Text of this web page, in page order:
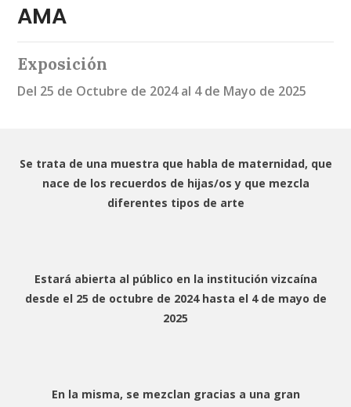
AMA
Exposición
Del 25 de Octubre de 2024 al 4 de Mayo de 2025
Se trata de una muestra que habla de maternidad, que
nace de los recuerdos de hijas/os y que mezcla
diferentes tipos de arte
Estará abierta al público en la institución vizcaína
desde el 25 de octubre de 2024 hasta el 4 de mayo de
2025
En la misma, se mezclan gracias a una gran